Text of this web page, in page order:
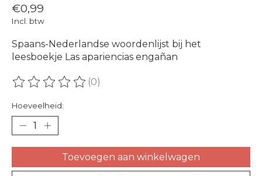
€0,99
Incl. btw
Spaans-Nederlandse woordenlijst bij het
leesboekje Las apariencias engañan
De beoordeling van dit product is
(0)
Hoeveelheid:
Toevoegen aan winkelwagen